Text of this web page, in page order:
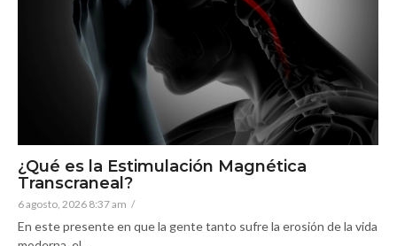
¿Qué es la Estimulación Magnética
Transcraneal?
6 agosto, 2026 8:37 am /
En este presente en que la gente tanto sufre la erosión de la vida